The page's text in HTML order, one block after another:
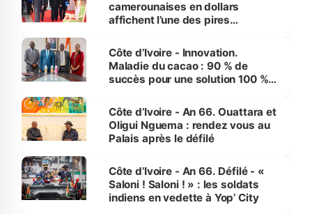
camerounaises en dollars
affichent l’une des pires
Côte d’Ivoire - Innovation.
Maladie du cacao : 90 % de
succès pour une solution 100 %
Côte d’Ivoire - An 66. Ouattara et
Oligui Nguema : rendez vous au
Palais après le défilé
Côte d’Ivoire - An 66. Défilé - «
Saloni ! Saloni ! » : les soldats
indiens en vedette à Yop’ City